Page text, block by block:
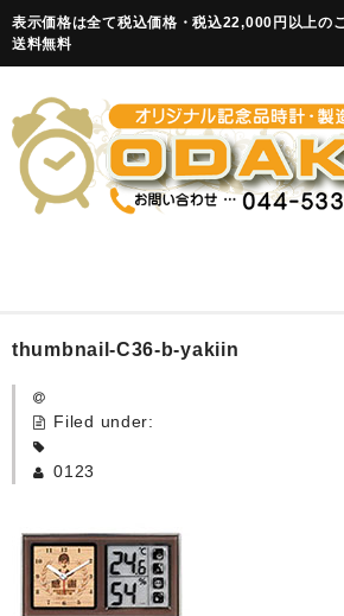
表示価格は全て税込価格・税込22,000円以上の
送料無料
HOME
卒園記念品
カード付フォトフレームクロック(集合)
目覚まし時計(集合＋個別)
thumbnail-C36-b-yakiin
Filed under:
0123